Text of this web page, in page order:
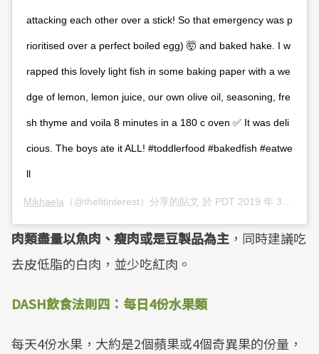
attacking each other over a stick! So that emergency was p
rioritised over a perfect boiled egg) 🤯 and baked hake. I w
rapped this lovely light fish in some baking paper with a we
dge of lemon, lemon juice, our own olive oil, seasoning, fre
sh thyme and voila 8 minutes in a 180 c oven ✅ It was deli
cious. The boys ate it ALL! #toddlerfood #bakedfish #eatwe
ll
Mikhaela （@thefitinterest）分享的貼文 於 PDT 2019 年 3月 月 18 日 下午 8:57
肉類盡量以魚肉、瘦肉或是豆製品為主 ，同時建議吃
去皮低脂的白肉，並少吃紅肉。
DASH飲食法則四：每日4份水果類
每天4份水果，大約是2個蘋果或4個奇異果的份量，